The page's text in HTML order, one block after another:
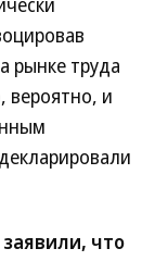
рынке труда
вероятно, и
что